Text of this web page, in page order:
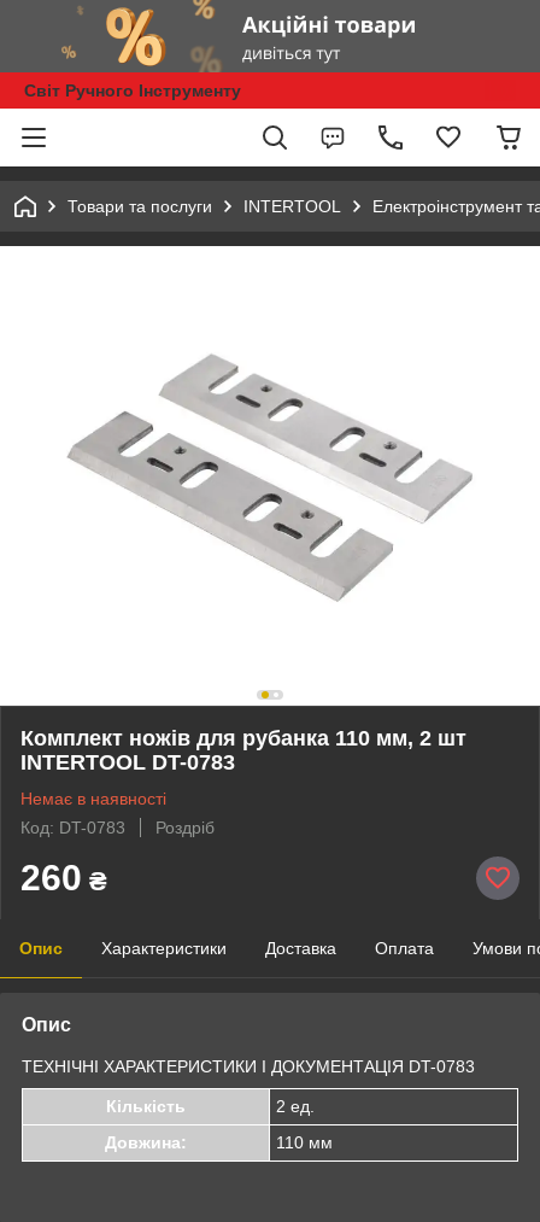
Світ Ручного Інструменту
Товари та послуги INTERTOOL Електроінструмент
Комплект ножів для рубанка 110 мм, 2 шт
INTERTOOL DT-0783
Немає в наявності
Код: DT-0783
Роздріб
260 ₴
Опис Характеристики Доставка Оплата Умови
Опис
ТЕХНІЧНІ ХАРАКТЕРИСТИКИ І ДОКУМЕНТАЦІЯ DT-0783
Кількість
2 ед.
Довжина:
110 мм